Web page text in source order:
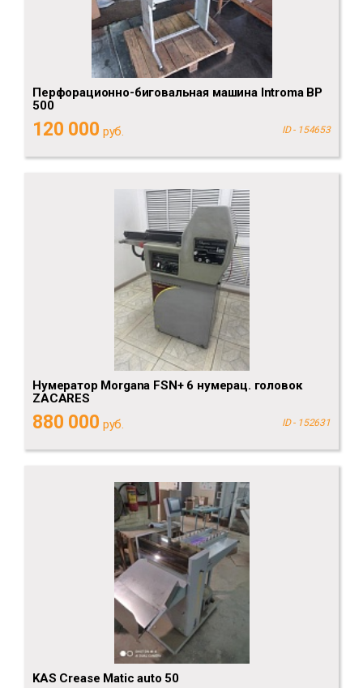
Перфорационно-биговальная машина Introma BP
500
120 000 руб. ID - 154653
Нумератор Morgana FSN+ 6 нумерац. головок
ZACARES
880 000 руб. ID - 152631
KAS Crease Matic auto 50